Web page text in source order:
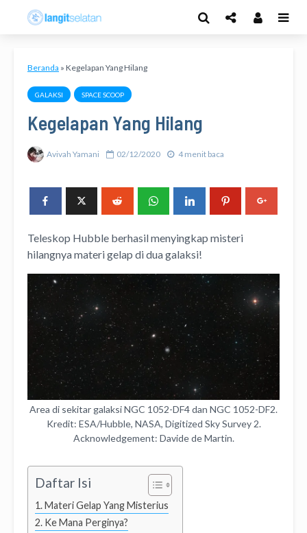
Beranda » Kegelapan Yang Hilang
GALAKSI SPACE SCOOP
Kegelapan Yang Hilang
Avivah Yamani 02/12/2020 4 menit baca
Teleskop Hubble berhasil menyingkap misteri
hilangnya materi gelap di dua galaksi!
Area di sekitar galaksi NGC 1052-DF4 dan NGC 1052-DF2.
Kredit: ESA/Hubble, NASA, Digitized Sky Survey 2.
Acknowledgement: Davide de Martin.
Daftar Isi
Materi Gelap Yang Misterius
Ke Mana Perginya?